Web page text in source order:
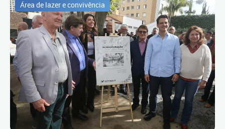
Área de lazer e convivência